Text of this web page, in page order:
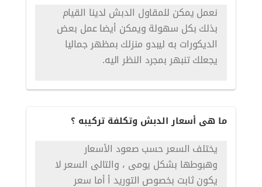
نعمل يمكن للمقاول الدبش لدينا القيام
بذلك بكل سهولة ويمكن أيضا عمل بعض
الديكورات به ليبدو منزلك بمظهر جماليا
يجعلك تنبهر بمجرد النظر اليه.
ما هى أسعار الدبش وتكلفة تركيبه ؟
يختلف السعر حسب صعود الأسعار
وهبوطها بشكل يومى ، والتالى السعر لا
يكون ثابت بخصوص التوريد أ أما سعر